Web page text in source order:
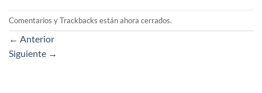
Comentarios y Trackbacks están ahora cerrados.
← Anterior
Siguiente →